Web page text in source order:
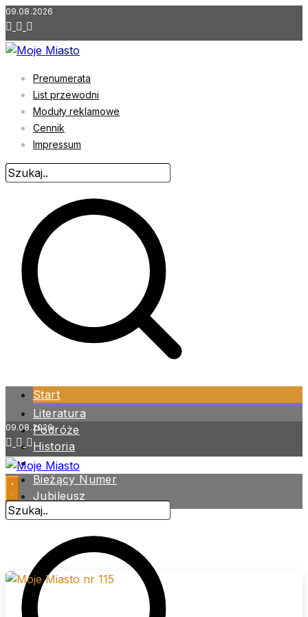
Przejdź
do
treści
09.08.2026
Prenumerata
List przewodni
Moduły reklamowe
Cennik
Impressum
Start
Literatura
Podróże
Historia
Zdrowie
Bieżący Numer
Jubileusz
Archiwum
09.08.2026